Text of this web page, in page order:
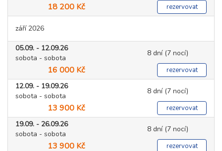
18 200 Kč rezervovat
září 2026
05.09. - 12.09.26
sobota - sobota
8 dní (7 nocí)
16 000 Kč rezervovat
12.09. - 19.09.26
sobota - sobota
8 dní (7 nocí)
13 900 Kč rezervovat
19.09. - 26.09.26
sobota - sobota
8 dní (7 nocí)
13 900 Kč rezervovat